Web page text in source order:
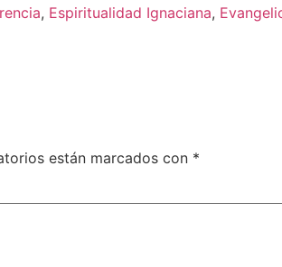
, Espiritualidad Ignaciana,
están marcados con *